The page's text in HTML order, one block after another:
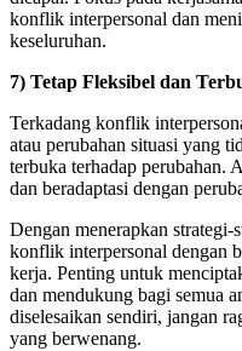
konflik interpersonal dan
keseluruhan.
7) Tetap Fleksibel dan
Terkadang konflik
atau perubahan situasi yang
terbuka terhadap perubahan.
dan beradaptasi dengan
Dengan menerapkan strategi-
konflik interpersonal dengan
kerja. Penting untuk
dan mendukung bagi semua
diselesaikan sendiri, jangan
yang berwenang.